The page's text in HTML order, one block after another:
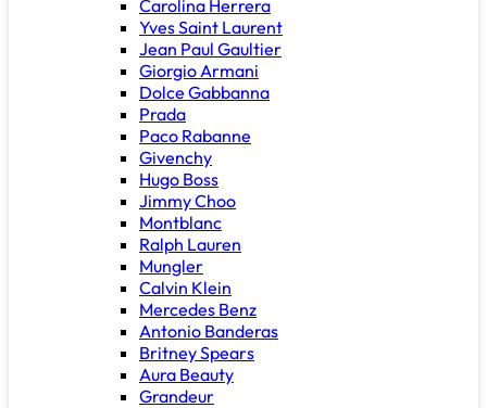
Carolina Herrera
Yves Saint Laurent
Jean Paul Gaultier
Giorgio Armani
Dolce Gabbanna
Prada
Paco Rabanne
Givenchy
Hugo Boss
Jimmy Choo
Montblanc
Ralph Lauren
Mungler
Calvin Klein
Mercedes Benz
Antonio Banderas
Britney Spears
Aura Beauty
Grandeur